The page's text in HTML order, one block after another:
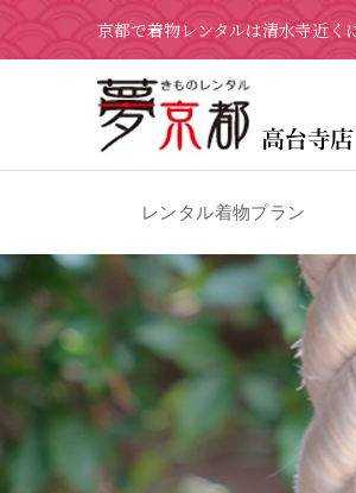
京都で着物レンタルは清水寺近く
レンタル着物プラン